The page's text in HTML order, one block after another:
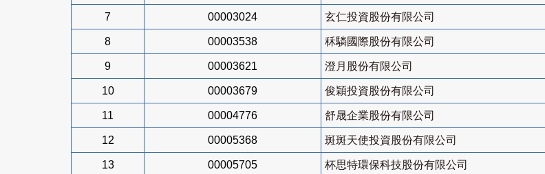
7 00003024 玄仁投資股份有限公司
8 00003538 秝驎國際股份有限公司
9 00003621 澄月股份有限公司
10 00003679 俊穎投資股份有限公司
11 00004776 舒晟企業股份有限公司
12 00005368 斑斑天使投資股份有限公司
13 00005705 杯思特環保科技股份有限公司